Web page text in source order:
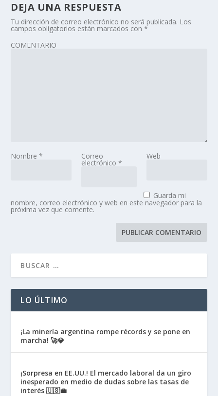
DEJA UNA RESPUESTA
Tu dirección de correo electrónico no será publicada. Los
campos obligatorios están marcados con*
COMENTARIO
Nombre* Correo
electrónico *
Web
Guarda mi
nombre, correo electrónico y web en este navegador para la
próxima vez que comente.
LO ÚLTIMO
¡La minería argentina rompe récords y se pone en
marcha! 🚀💎
¡Sorpresa en EE.UU.! El mercado laboral da un giro
inesperado en medio de dudas sobre las tasas de
interés 🇺🇸💼